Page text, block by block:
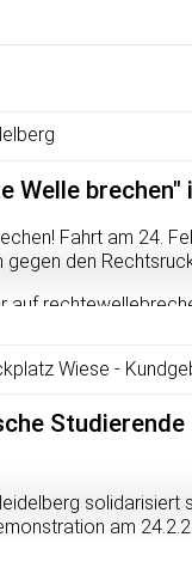
haben.
der das Verbot
Gefangene im Knast
und 1988
Im Anschluss
19 Uhr, im
Welle
Fahrt am 24.
den
auf
Wiese -
solidarisiert
am